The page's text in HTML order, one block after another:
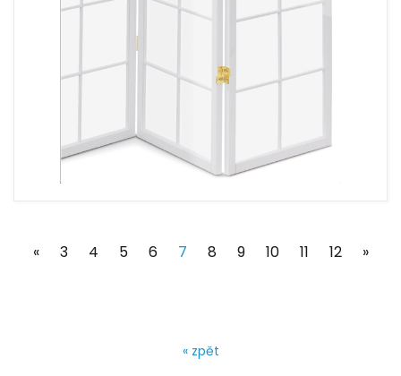
« 3 4 5 6 7(current)
8 9 10 11 12 »
« zpět